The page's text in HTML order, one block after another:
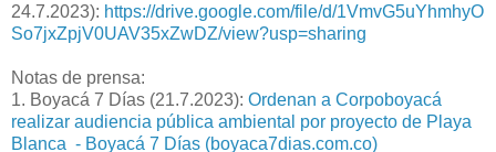
24.7.2023): https://drive.google.com/file/d/1VmvG5uYhmhyO
So7jxZpjV0UAV35xZwDZ/view?usp=sharing
Notas de prensa:
1. Boyacá 7 Días (21.7.2023): Ordenan a Corpoboyacá
realizar audiencia pública ambiental por proyecto de Playa
Blanca - Boyacá 7 Días (boyaca7dias.com.co)